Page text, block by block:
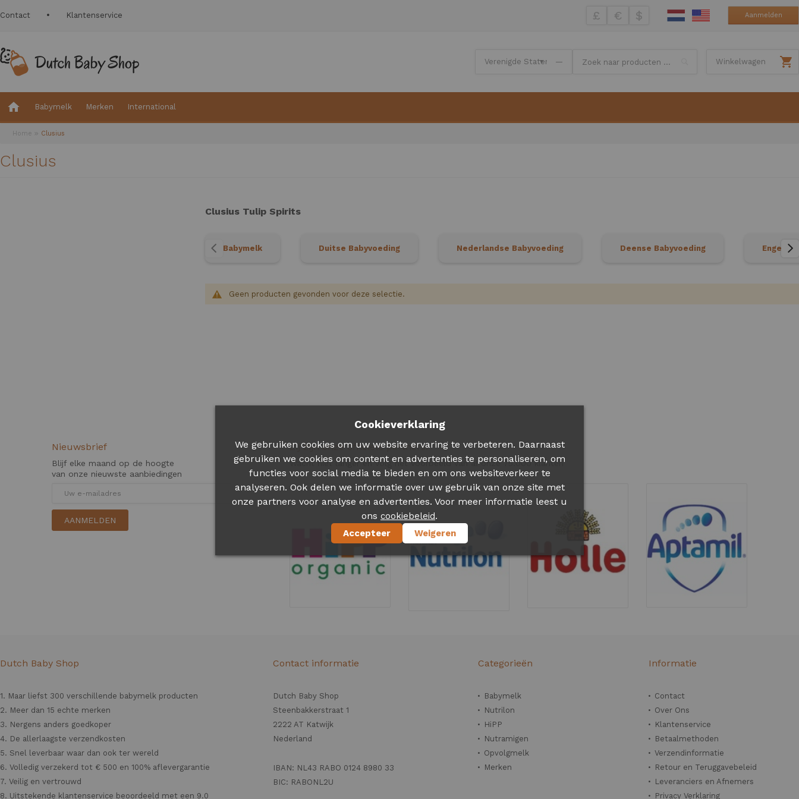
Contact Klantenservice £ € $ Aanmelden
— Winkelwagen
Babymelk Merken International
Home Clusius
Clusius
Clusius Tulip Spirits
Babymelk Duitse Babyvoeding Nederlandse Babyvoeding Deense Babyvoeding Engelse
Geen producten gevonden voor deze selectie.
Nieuwsbrief
Blijf elke maand op de hoogte
van onze nieuwste aanbiedingen
AANMELDEN
Zij zijn onze officiele partners!
Wacht niet langer en volg het voorbeeld van al onze 75.000 klanten
Dutch Baby Shop
1. Maar liefst 300 verschillende babymelk producten
2. Meer dan 15 echte merken
3. Nergens anders goedkoper
4. De allerlaagste verzendkosten
5. Snel leverbaar waar dan ook ter wereld
6. Volledig verzekerd tot € 500 en 100% aflevergarantie
7. Veilig en vertrouwd
8. Uitstekende klantenservice beoordeeld met een 9.0
Contact informatie
Dutch Baby Shop
Steenbakkerstraat 1
2222 AT Katwijk
Nederland
IBAN: NL43 RABO 0124 8980 33
BIC: RABONL2U
Categorieën
Babymelk
Nutrilon
HiPP
Nutramigen
Opvolgmelk
Merken
Informatie
Contact
Over Ons
Klantenservice
Betaalmethoden
Verzendinformatie
Retour en Teruggavebeleid
Leveranciers en Afnemers
Privacy Verklaring
Cookieverklaring
We gebruiken cookies om uw website ervaring te verbeteren. Daarnaast
gebruiken we cookies om content en advertenties te personaliseren, om
functies voor social media te bieden en om ons websiteverkeer te
analyseren. Ook delen we informatie over uw gebruik van onze site met
onze partners voor analyse en advertenties. Voor meer informatie leest u
ons cookiebeleid.
Accepteer Weigeren